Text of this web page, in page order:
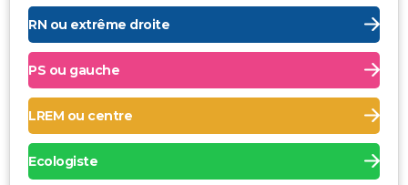
RN ou extrême droite
PS ou gauche
LREM ou centre
Ecologiste